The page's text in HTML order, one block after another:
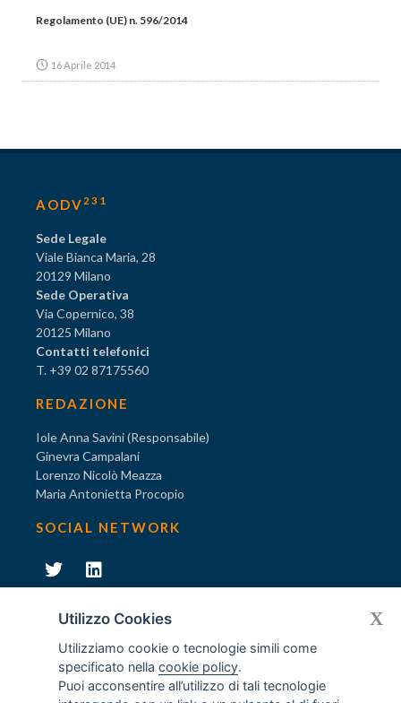
Regolamento (UE) n. 596/2014
16 Aprile 2014
AODV 231
Sede Legale
Viale Bianca Maria, 28
20129 Milano
Sede Operativa
Via Copernico, 38
20125 Milano
Contatti telefonici
T. +39 02 87175560
REDAZIONE
Iole Anna Savini (Responsabile)
Ginevra Campalani
Lorenzo Nicolò Meazza
Maria Antonietta Procopio
SOCIAL NETWORK
Diventa socio di AODV
Utilizzo Cookies
Utilizziamo cookie o tecnologie simili come
specificato nellacookie policy.
Puoi acconsentire all’utilizzo di tali tecnologie
X